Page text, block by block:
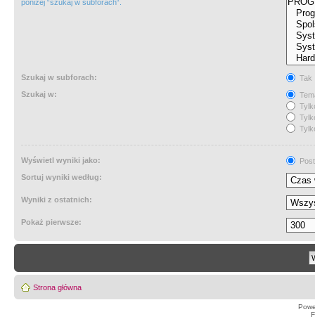
poniżej “szukaj w subforach“.
Szukaj w subforach:
Tak
Szukaj w:
Wyświetl wyniki jako:
Sortuj wyniki według:
Wyniki z ostatnich:
Pokaż pierwsze:
Strona główna